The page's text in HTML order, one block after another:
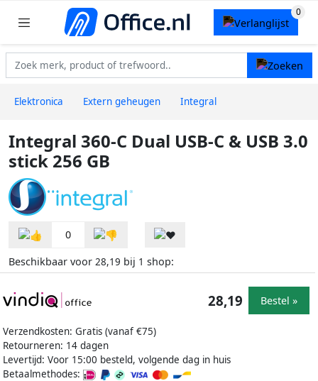
Elektronica Extern geheugen Integral
Integral 360-C Dual USB-C & USB 3.0
stick 256 GB
0
Beschikbaar voor 28,19 bij 1 shop:
Verzendkosten: Gratis (vanaf €75)
Retourneren: 14 dagen
Levertijd: Voor 15:00 besteld, volgende dag in huis
Betaalmethodes:
28,19 Bestel »